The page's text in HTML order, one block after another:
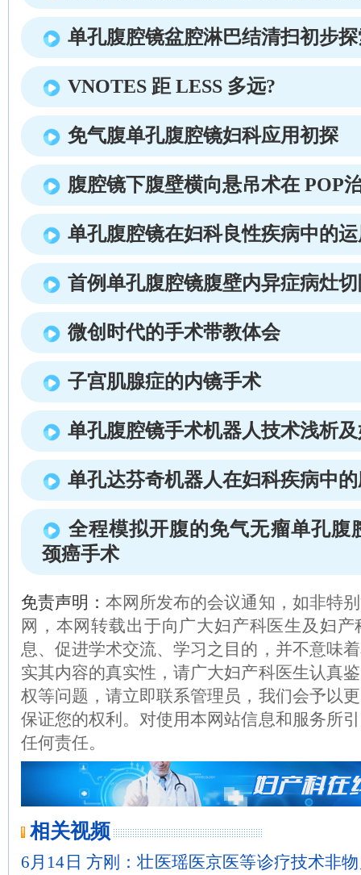
单孔腹腔镜盆腔淋巴结清扫初步
VNOTES 距 LESS 多远?
免气腹单孔腹腔镜妇科应用初探
腹腔镜下腹壁横向悬吊术在 POP
单孔腹腔镜在妇科良性疾病中的
首例单孔腹腔镜腹壁内异症病灶
微创时代的手术带教体会
子宫肌腺症的内镜手术
单孔腹腔镜手术机器人技术浅析
单孔达芬奇机器人在妇科疾病中
全程模拟开腹的免气无瘤单孔腹
颈癌手术
免责声明：本网所发布的会议通知，如非特
网，本网转载出于向广大妇产科医生及妇
息、促进学术交流、学习之目的，并不意味
实其内容的真实性，请广大妇产科医生认真
权等问题，请立即联系管理员，我们会予以
保证您的权利。对使用本网站信息和服务所
任何责任。
相关视频
6月14日 方刚：壮医瑶医京医等诊疗技术非